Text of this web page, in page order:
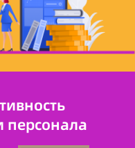
персонала